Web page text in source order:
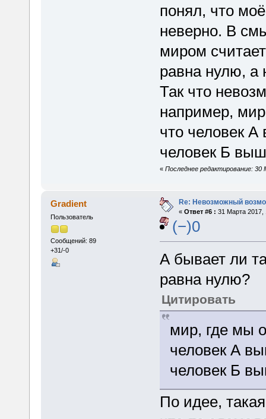
понял, что
неверно. В
миром
равна нулю, а
Так что
например,
что человек
человек Б
« Последнее редактирование:
Gradient
Пользователь
Сообщений: 89
+31/-0
Re: Невозможный
« Ответ #6 : 31 Марта 2017,
(−)0
А бывает ли
равна нулю?
Цитировать
мир, где мы
человек А
человек Б
По идее,